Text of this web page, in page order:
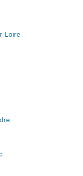
Loire